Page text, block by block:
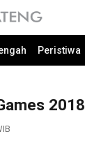
Peristiwa
2018